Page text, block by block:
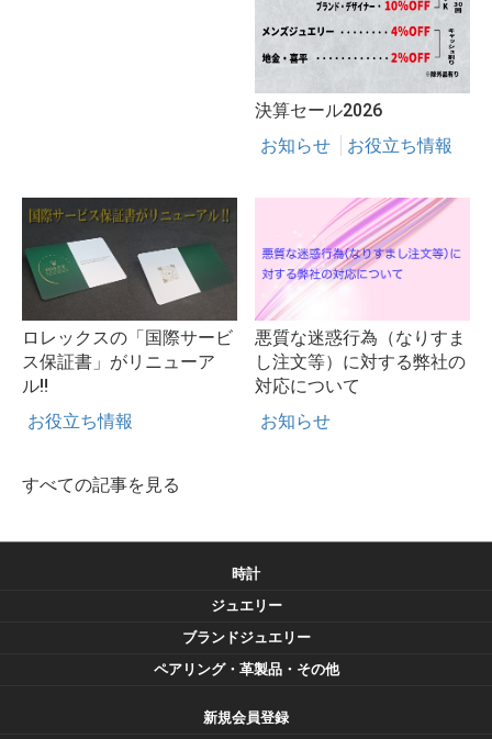
決算セール2026
お知らせ
お役立ち情報
ロレックスの「国際サービ
ス保証書」がリニューア
ル‼
お役立ち情報
悪質な迷惑行為（なりすま
し注文等）に対する弊社の
対応について
お知らせ
すべての記事を見る
時計
ジュエリー
ブランドジュエリー
ペアリング・革製品・その他
新規会員登録